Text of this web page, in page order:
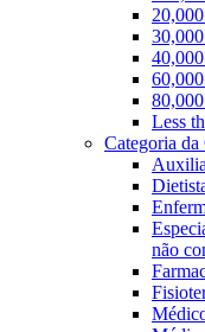
Less
Categoria da
não